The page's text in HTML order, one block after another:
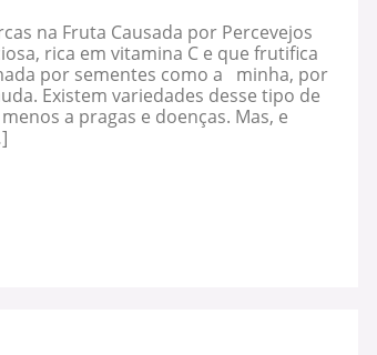
na Fruta Causada por Percevejos
rica em vitamina C e que frutifica
por sementes como a minha, por
Existem variedades desse tipo de
a pragas e doenças. Mas, e